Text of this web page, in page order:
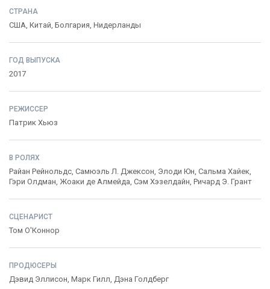
СТРАНА
США, Китай, Болгария, Нидерланды
ГОД ВЫПУСКА
2017
РЕЖИССЕР
Патрик Хьюз
В РОЛЯХ
Райан Рейнольдс, Самюэль Л. Джексон, Элоди Юн, Сальма Хайек,
Гэри Олдман, Жоаки де Алмейда, Сэм Хэзелдайн, Ричард Э. Грант
СЦЕНАРИСТ
Том О'Коннор
ПРОДЮСЕРЫ
Дэвид Эллисон, Марк Гилл, Дэна Голдберг